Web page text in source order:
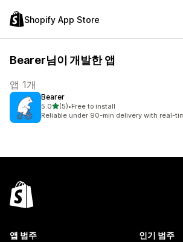
Shopify App Store
Bearer님이 개발한 앱
앱 1개
Bearer
5.0별 5개 중
(5)
총 리뷰 5개
•Free to install
Reliable under 90-min delivery with real-
앱 범주 인기 범주